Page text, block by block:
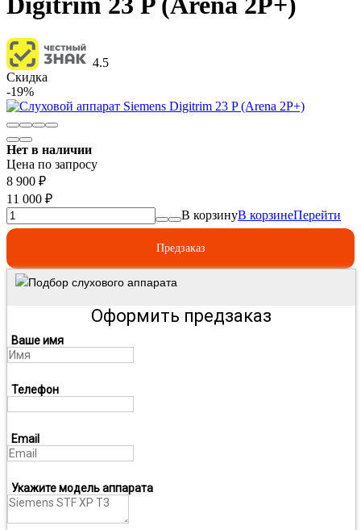
4.5
Скидка
-19%
Нет в наличии
Цена по запросу
8 900 ₽
11 000 ₽
В корзинуВ корзинеПерейти
Предзаказ
Подбор слухового аппарата
Оформить предзаказ
Ваше имя
Телефон
Email
Укажите модель аппарата